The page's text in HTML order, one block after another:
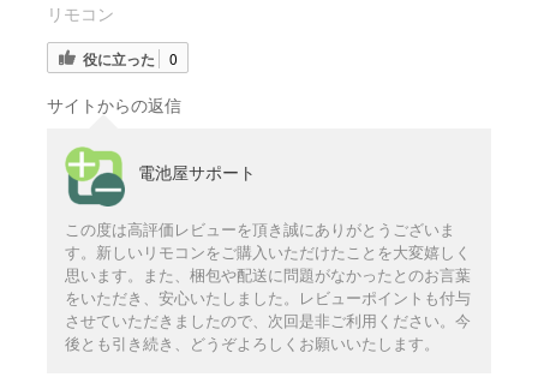
リモコン
役に立った 0
サイトからの返信
電池屋サポート
この度は高評価レビューを頂き誠にありがとうございま
す。新しいリモコンをご購入いただけたことを大変嬉しく
思います。また、梱包や配送に問題がなかったとのお言葉
をいただき、安心いたしました。レビューポイントも付与
させていただきましたので、次回是非ご利用ください。今
後とも引き続き、どうぞよろしくお願いいたします。